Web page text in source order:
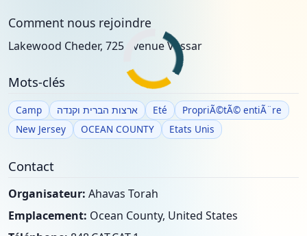
Comment nous rejoindre
Lakewood Cheder, 725 avenue Vassar
Mots-clés
Camp ארצות הברית וקנדה Eté
PropriÃ©tÃ© entiÃ¨re
New Jersey
OCEAN COUNTY Etats Unis
Contact
Organisateur: Ahavas Torah
Emplacement: Ocean County, United States